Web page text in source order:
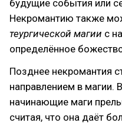
будущие события или
Некромантию также
теургической магии с
определённое
Позднее некромантия
направлением в магии.
начинающие маги
считая, что она даёт